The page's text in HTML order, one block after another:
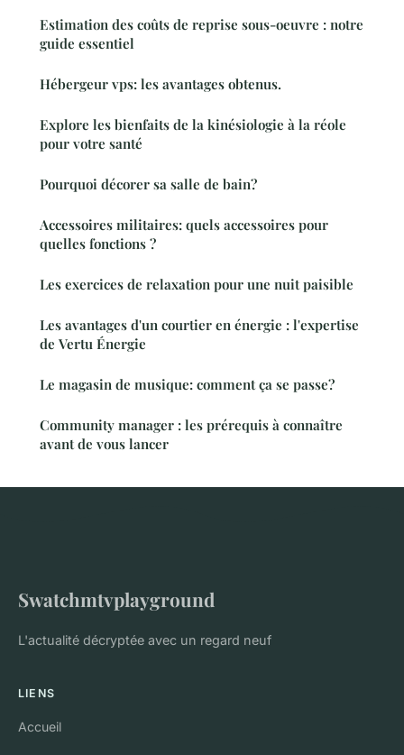
Estimation des coûts de reprise sous-oeuvre : notre
guide essentiel
Hébergeur vps: les avantages obtenus.
Explore les bienfaits de la kinésiologie à la réole
pour votre santé
Pourquoi décorer sa salle de bain?
Accessoires militaires: quels accessoires pour
quelles fonctions ?
Les exercices de relaxation pour une nuit paisible
Les avantages d'un courtier en énergie : l'expertise
de Vertu Énergie
Le magasin de musique: comment ça se passe?
Community manager : les prérequis à connaître
avant de vous lancer
Swatchmtvplayground
L'actualité décryptée avec un regard neuf
LIENS
Accueil